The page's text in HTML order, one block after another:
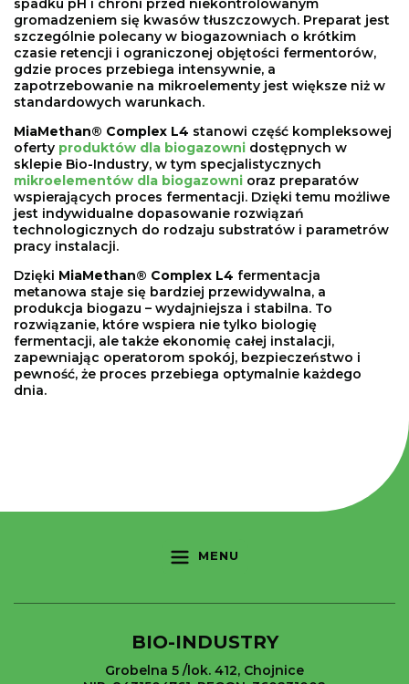
spadku pH i chroni przed niekontrolowanym
gromadzeniem się kwasów tłuszczowych. Preparat jest
szczególnie polecany w biogazowniach o krótkim
czasie retencji i ograniczonej objętości fermentorów,
gdzie proces przebiega intensywnie, a
zapotrzebowanie na mikroelementy jest większe niż w
standardowych warunkach.
MiaMethan® Complex L4 stanowi część kompleksowej
oferty produktów dla biogazowni dostępnych w
sklepie Bio-Industry, w tym specjalistycznych
mikroelementów dla biogazowni oraz preparatów
wspierających proces fermentacji. Dzięki temu możliwe
jest indywidualne dopasowanie rozwiązań
technologicznych do rodzaju substratów i parametrów
pracy instalacji.
Dzięki MiaMethan® Complex L4 fermentacja
metanowa staje się bardziej przewidywalna, a
produkcja biogazu – wydajniejsza i stabilna. To
rozwiązanie, które wspiera nie tylko biologię
fermentacji, ale także ekonomię całej instalacji,
zapewniając operatorom spokój, bezpieczeństwo i
pewność, że proces przebiega optymalnie każdego
dnia.
MENU
BIO-INDUSTRY
Grobelna 5 /lok. 412, Chojnice